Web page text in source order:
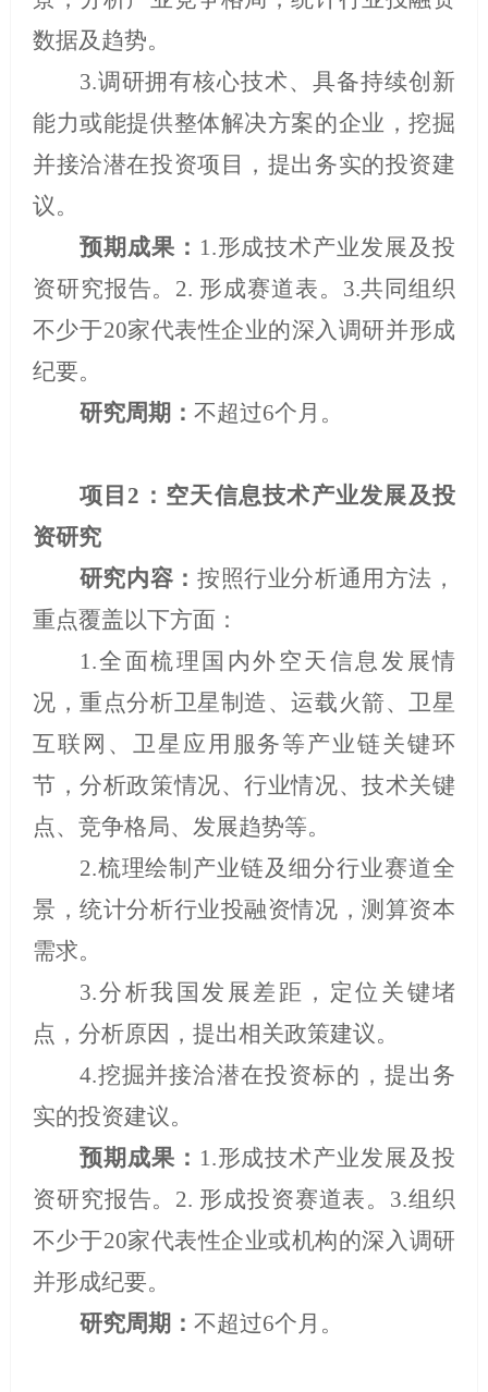
数据及趋势。
3.调研拥有核心技术、具备持续创新
能力或能提供整体解决方案的企业，挖掘
并接洽潜在投资项目，提出务实的投资建
议。
预期成果： 1.形成技术产业发展及投
资研究报告。 2. 形成赛道表。 3.共同组织
不少于20家代表性企业的深入调研并形成
纪要。
研究周期： 不超过6个月。
项目 2 ：空天信息技术产业发展及投
资研究
研究内容： 按照行业分析通用方法，
重点覆盖以下方面：
1.全面梳理国内外空天信息发展情
况，重点分析卫星制造、运载火箭、卫星
互联网、卫星应用服务等产业链关键环
节，分析政策情况、行业情况、技术关键
点、竞争格局、发展趋势等。
2.梳理绘制产业链及细分行业赛道全
景，统计分析行业投融资情况，测算资本
需求。
3.分析我国发展差距，定位关键堵
点，分析原因，提出相关政策建议。
4.挖掘并接洽潜在投资标的，提出务
实的投资建议。
预期成果： 1.形成技术产业发展及投
资研究报告。 2. 形成投资赛道表。 3.组织
不少于20家代表性企业或机构的深入调研
并形成纪要。
研究周期： 不超过6个月。